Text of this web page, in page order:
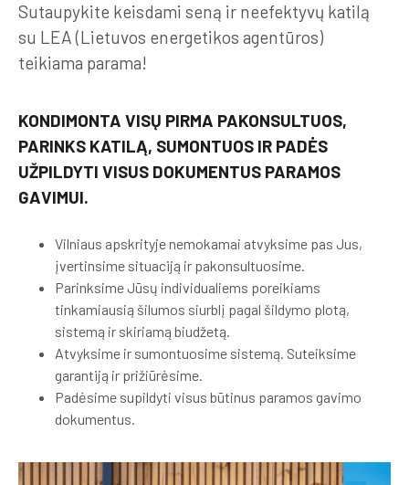
Sutaupykite keisdami seną ir neefektyvų katilą
su LEA (Lietuvos energetikos agentūros)
teikiama parama!
KONDIMONTA VISŲ PIRMA PAKONSULTUOS,
PARINKS KATILĄ, SUMONTUOS IR PADĖS
UŽPILDYTI VISUS DOKUMENTUS PARAMOS
GAVIMUI.
Vilniaus apskrityje nemokamai atvyksime pas Jus,
įvertinsime situaciją ir pakonsultuosime.
Parinksime Jūsų individualiems poreikiams
tinkamiausią šilumos siurblį pagal šildymo plotą,
sistemą ir skiriamą biudžetą.
Atvyksime ir sumontuosime sistemą. Suteiksime
garantiją ir prižiūrėsime.
Padėsime supildyti visus būtinus paramos gavimo
dokumentus.